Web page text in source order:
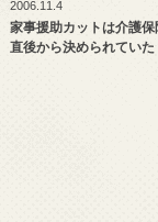
2006.11.4
家事援助カットは介護保
直後から決められていた